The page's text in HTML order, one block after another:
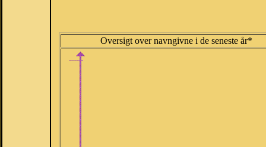
Oversigt over navngivne i de seneste år*